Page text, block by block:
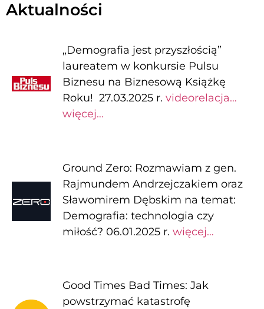
Aktualności
„Demografia jest przyszłością”
laureatem w konkursie Pulsu
Biznesu na Biznesową Książkę
Roku! 27.03.2025 r. videorelacja…
więcej…
Ground Zero: Rozmawiam z gen.
Rajmundem Andrzejczakiem oraz
Sławomirem Dębskim na temat:
Demografia: technologia czy
miłość? 06.01.2025 r. więcej…
Good Times Bad Times: Jak
powstrzymać katastrofę